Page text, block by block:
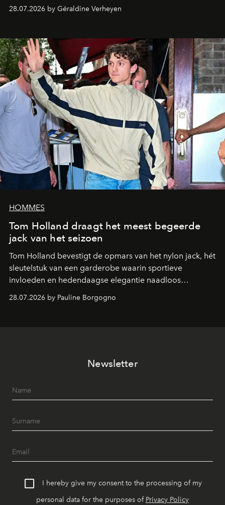
28.07.2026 by Géraldine Verheyen
HOMMES
Tom Holland draagt het meest begeerde
jack van het seizoen
Tom Holland bevestigt de opmars van het nylon jack, hét
sleutelstuk van een garderobe waarin sportieve
invloeden en hedendaagse elegantie naadloos
28.07.2026 by Pauline Borgogno
Newsletter
I hereby give my consent to the processing of my
personal data for the purposes of Privacy Policy